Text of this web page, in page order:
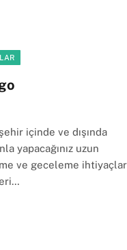
içinde ve dışında
yapacağınız uzun
ve geceleme